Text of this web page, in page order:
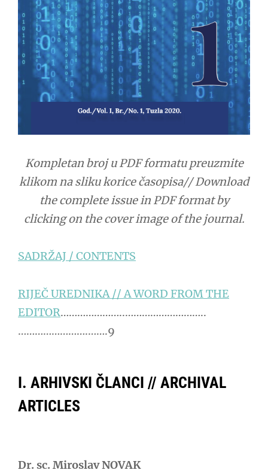
Kompletan broj u PDF formatu preuzmite
klikom na sliku korice časopisa// Download
the complete issue in PDF format by
clicking on the cover image of the journal.
SADRŽAJ / CONTENTS
RIJEČ UREDNIKA // A WORD FROM THE
EDITOR…………………..………………………..
…………………….…….9
I. ARHIVSKI ČLANCI // ARCHIVAL
ARTICLES
Dr. sc. Miroslav NOVAK